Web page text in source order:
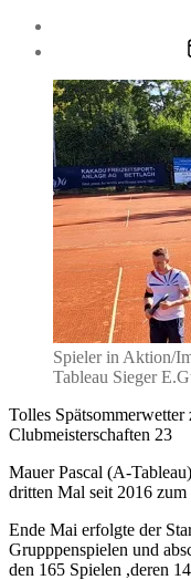
Spieler in Aktion/
Tableau Sieger
Tolles
Clubmeisterschaften 23
Mauer Pascal (A-
dritten Mal seit 2016 zum
Ende Mai erfolgte der
Grupppenspielen und
den 165 Spielen ,deren